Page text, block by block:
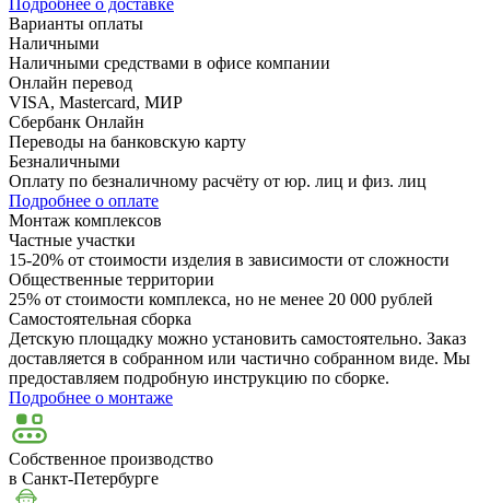
Варианты оплаты
Наличными
Наличными средствами в офисе компании
Онлайн перевод
VISA, Mastercard, МИР
Сбербанк Онлайн
Переводы на банковскую карту
Безналичными
Оплату по безналичному расчёту от юр. лиц и физ. лиц
Подробнее о оплате
Монтаж комплексов
Частные участки
15-20% от стоимости изделия в зависимости от сложности
Общественные территории
25% от стоимости комплекса, но не менее 20 000 рублей
Самостоятельная сборка
Детскую площадку можно установить самостоятельно. Заказ
доставляется в собранном или частично собранном виде. Мы
предоставляем подробную инструкцию по сборке.
Подробнее о монтаже
Собственное производство
в Санкт-Петербурге